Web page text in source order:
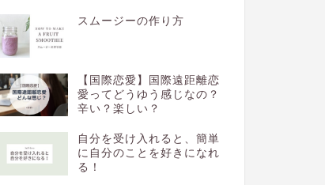
スムージーの作り方
【国際恋愛】国際遠距離恋
愛ってどうゆう感じなの？
辛い？楽しい？
自分を受け入れると、簡単
に自分のことを好きになれ
る！